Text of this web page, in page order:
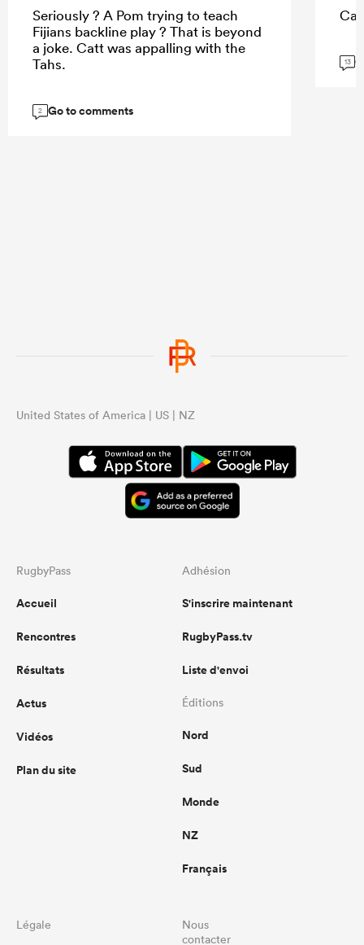
Seriously ? A Pom trying to teach
Fijians backline play ? That is beyond
a joke. Catt was appalling with the
Tahs.
2 Go to comments
13
United States of America | US | NZ
RugbyPass
Accueil
Rencontres
Résultats
Actus
Vidéos
Plan du site
Adhésion
S'inscrire maintenant
RugbyPass.tv
Liste d'envoi
Éditions
Nord
Sud
Monde
NZ
Français
Légale
Nous
contacter